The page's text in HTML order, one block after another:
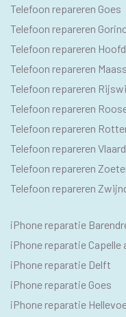
Telefoon repareren Goes
Telefoon repareren
Telefoon repareren
Telefoon repareren
Telefoon repareren
Telefoon repareren
Telefoon repareren
Telefoon repareren
Telefoon repareren
Telefoon repareren
IPHONE
SEO
TEKSTEN
iPhone reparatie
iPhone reparatie Capelle
iPhone reparatie Delft
iPhone reparatie Goes
iPhone reparatie